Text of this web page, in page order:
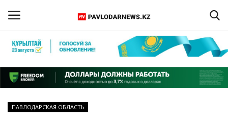
Регистрация
Главная
ПАВЛОДАРСКАЯ ОБЛАСТЬ